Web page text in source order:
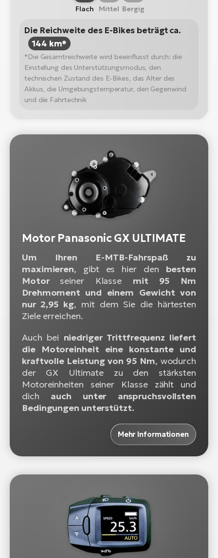
Flach Mittel Bergig
Die Reichweite des E-Bikes beträgt ca.
144 km*
*Die Gesamtreichweite wird beeinflusst durch: die
Einstellung des Unterstützungsmodus, den
technischen Zustand des E-Bikes, das Alter des
Akkus, die Umgebungstemperatur, den Gegenwind
und die Fahrtechnik
Motor Panasonic GX ULTIMATE
Um Ihren E-MTB-Fahrspaß zu
maximieren, gibt es hier den besten
Motor seiner Klasse mit 95 Nm
Drehmoment und einem Gewicht von
nur 2,95 kg, mit dem Sie die härtesten
Ziele erreichen.
Auch bei niedriger Trittfrequenz liefert
die Motoreinheit eine konstante und
kraftvolle Leistung von 95 Nm, wodurch
der GX Ultimate zu den stärksten
Motoreinheiten seiner Klasse zählt und
dich auch unter anspruchsvollsten
Bedingungen unterstützt.
Mehr Informationen